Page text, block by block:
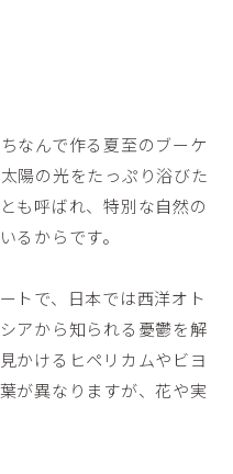
なんで作る夏至のブーケ
陽の光をたっぷり浴びた
も呼ばれ、特別な自然の
るからです。
トで、日本では西洋オト
アから知られる憂鬱を解
かけるヒペリカムやビヨ
が異なりますが、花や実